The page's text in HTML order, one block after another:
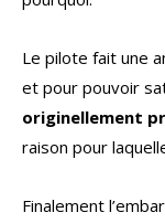
Le pilote fait une
et pour pouvoir
originellement
raison pour
Finalement